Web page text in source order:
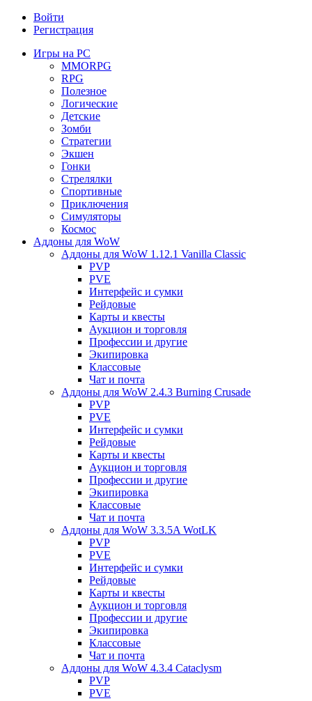
Войти
Регистрация
Игры на PC
MMORPG
RPG
Полезное
Логические
Детские
Зомби
Стратегии
Экшен
Гонки
Стрелялки
Спортивные
Приключения
Симуляторы
Космос
Аддоны для WoW
Аддоны для WoW 1.12.1 Vanilla Classic
PVP
PVE
Интерфейс и сумки
Рейдовые
Карты и квесты
Аукцион и торговля
Профессии и другие
Экипировка
Классовые
Чат и почта
Аддоны для WoW 2.4.3 Burning Crusade
PVP
PVE
Интерфейс и сумки
Рейдовые
Карты и квесты
Аукцион и торговля
Профессии и другие
Экипировка
Классовые
Чат и почта
Аддоны для WoW 3.3.5A WotLK
PVP
PVE
Интерфейс и сумки
Рейдовые
Карты и квесты
Аукцион и торговля
Профессии и другие
Экипировка
Классовые
Чат и почта
Аддоны для WoW 4.3.4 Cataclysm
PVP
PVE